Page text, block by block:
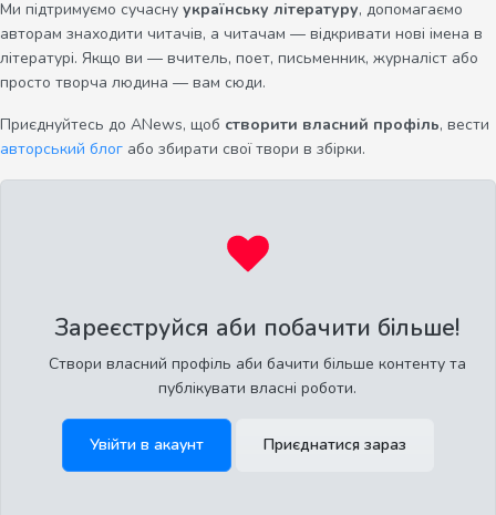
Ми підтримуємо сучасну українську літературу, допомагаємо
авторам знаходити читачів, а читачам — відкривати нові імена в
літературі. Якщо ви — вчитель, поет, письменник, журналіст або
просто творча людина — вам сюди.
Приєднуйтесь до ANews, щоб створити власний профіль, вести
авторський блог або збирати свої твори в збірки.
Зареєструйся аби побачити більше!
Створи власний профіль аби бачити більше контенту та
публікувати власні роботи.
Увійти в акаунт Приєднатися зараз